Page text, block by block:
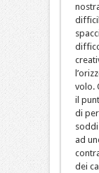
volo.
il
di
ad
dei